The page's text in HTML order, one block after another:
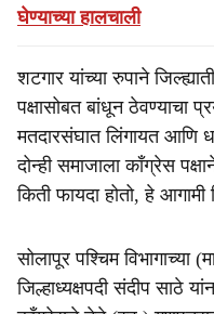
घेण्याच्या हालचाली
शटगार यांच्या रुपाने
पक्षासोबत बांधून ठेवण्याचा
मतदारसंघात लिंगायत आणि
दोन्ही समाजाला काँग्रेस
किती फायदा होतो, हे
सोलापूर पश्चिम विभागाच्या
जिल्हाध्यक्षपदी संदीप साठे